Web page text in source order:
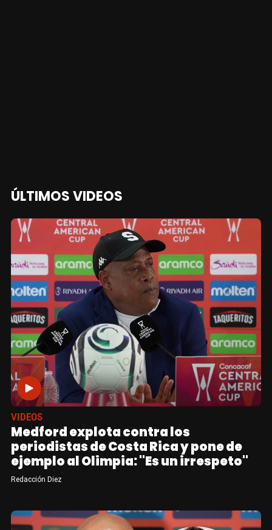
ÚLTIMOS VIDEOS
VIDEOS
Medford explota contra los
periodistas de Costa Rica y pone de
ejemplo al Olimpia: "Es un irrespeto"
Redacción Diez